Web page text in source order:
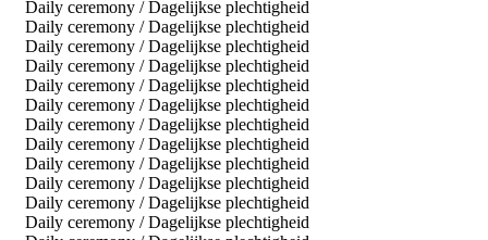
Daily ceremony / Dagelijkse plechtigheid
Daily ceremony / Dagelijkse plechtigheid
Daily ceremony / Dagelijkse plechtigheid
Daily ceremony / Dagelijkse plechtigheid
Daily ceremony / Dagelijkse plechtigheid
Daily ceremony / Dagelijkse plechtigheid
Daily ceremony / Dagelijkse plechtigheid
Daily ceremony / Dagelijkse plechtigheid
Daily ceremony / Dagelijkse plechtigheid
Daily ceremony / Dagelijkse plechtigheid
Daily ceremony / Dagelijkse plechtigheid
Daily ceremony / Dagelijkse plechtigheid